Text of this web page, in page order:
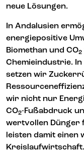
neue Lösungen.
In Andalusien
energiepositive
Biomethan und CO2
Chemieindustrie.
setzen wir
wir nicht nur
CO2-Fußabdruck
wertvollen Dünger
leisten damit einen
Kreislaufwirtschaft.